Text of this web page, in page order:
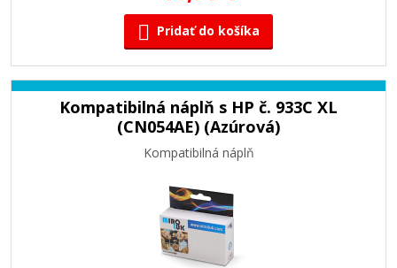
Pridať do košíka
Kompatibilná náplň s HP č. 933C XL
(CN054AE) (Azúrová)
Kompatibilná náplň